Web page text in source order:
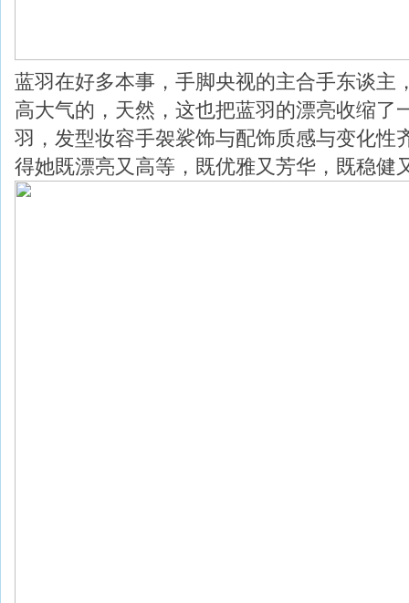
蓝羽在好多本事，手脚央视的主合手东谈主
高大气的，天然，这也把蓝羽的漂亮收缩了
羽，发型妆容手袈裟饰与配饰质感与变化性
得她既漂亮又高等，既优雅又芳华，既稳健